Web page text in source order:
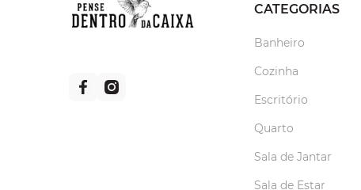
CATEGORIAS
Banheiro
Cozinha
Escritório
Quarto
Sala de Jantar
Sala de Estar